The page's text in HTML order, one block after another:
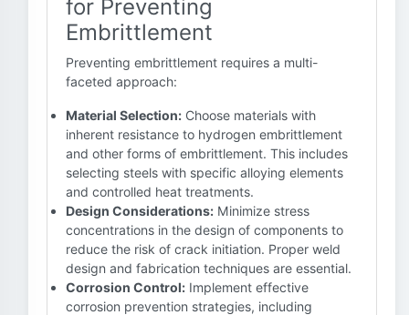
for Preventing
Embrittlement
Preventing embrittlement requires a multi-
faceted approach:
Material Selection: Choose materials with
inherent resistance to hydrogen embrittlement
and other forms of embrittlement. This includes
selecting steels with specific alloying elements
and controlled heat treatments.
Design Considerations: Minimize stress
concentrations in the design of components to
reduce the risk of crack initiation. Proper weld
design and fabrication techniques are essential.
Corrosion Control: Implement effective
corrosion prevention strategies, including